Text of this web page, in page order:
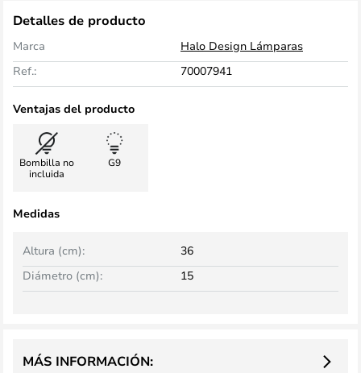
Detalles de producto
Marca
Halo Design Lámparas
Ref.:
70007941
Ventajas del producto
Bombilla no
incluida
G9
Medidas
Altura (cm):
36
Diámetro (cm):
15
MÁS INFORMACIÓN: